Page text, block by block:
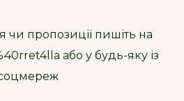
чи пропозиції пишіть на
або у будь-яку із